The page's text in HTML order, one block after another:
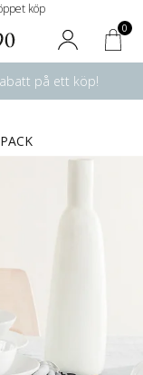
köp
0
på ett köp!